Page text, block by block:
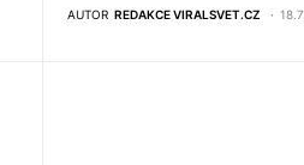
AUTOR REDAKCE VIRALSVET.CZ